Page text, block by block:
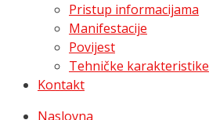
Pristup informacijama
Manifestacije
Povijest
Tehničke karakteristike
Kontakt
Naslovna